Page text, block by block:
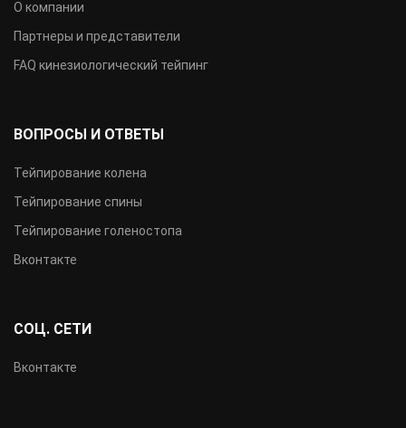
О компании
Партнеры и представители
FAQ кинезиологический тейпинг
ВОПРОСЫ И ОТВЕТЫ
Тейпирование колена
Тейпирование спины
Тейпирование голеностопа
Вконтакте
СОЦ. СЕТИ
Вконтакте